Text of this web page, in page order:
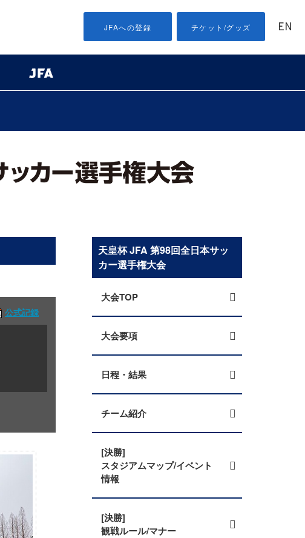
JFAへの登録 チケット/グッズ EN
公式記録
天皇杯 JFA 第98回全日本サッ
カー選手権大会
大会TOP
大会要項
日程・結果
チーム紹介
[決勝]
スタジアムマップ/イベント
情報
[決勝]
観戦ルール/マナー